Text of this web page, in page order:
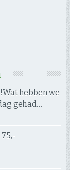
​Wat hebben we
gehad…